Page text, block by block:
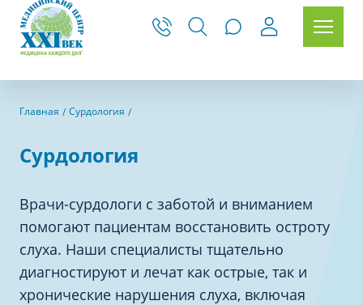
Главная Сурдология
Сурдология
Врачи-сурдологи с заботой и вниманием
помогают пациентам восстановить остроту
слуха. Наши специалисты тщательно
диагностируют и лечат как острые, так и
хронические нарушения слуха, включая